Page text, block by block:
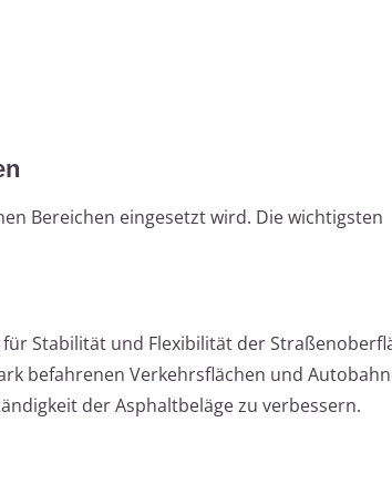
Bereichen eingesetzt wird. Die wichtigsten
Stabilität und Flexibilität der
befahrenen Verkehrsflächen und
der Asphaltbeläge zu verbessern.